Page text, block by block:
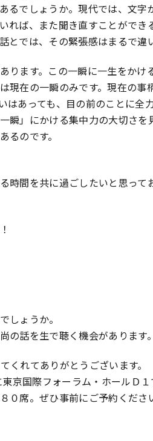
るでしょうか。現代では、文字
れば、また聞き直すことがで
とでは、その緊張感はまるで
ります。この一瞬に一生をか
現在の一瞬のみです。現在の
はあっても、目の前のことに
瞬」にかける集中力の大切さ
るのです。
時間を共に過ごしたいと思って
しょうか。
の話を生で聴く機会があります
くれてありがとうございます。
京国際フォーラム・ホールＤ
０席。ぜひ事前にご予約くだ